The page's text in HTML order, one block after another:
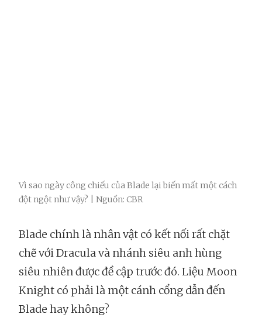
Vì sao ngày công chiếu của Blade lại biến mất một cách
đột ngột như vậy? | Nguồn: CBR
Blade chính là nhân vật có kết nối rất chặt
chẽ với Dracula và nhánh siêu anh hùng
siêu nhiên được đề cập trước đó. Liệu Moon
Knight có phải là một cánh cổng dẫn đến
Blade hay không?